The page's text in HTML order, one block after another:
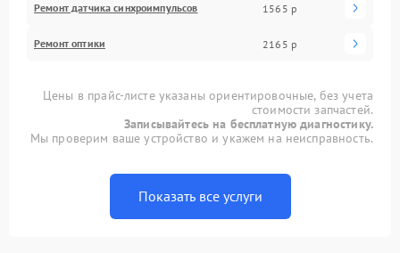
Ремонт датчика синхроимпульсов 1565 р
Ремонт оптики 2165 р
Цены в прайс-листе указаны ориентировочные, без учета
стоимости запчастей.
Записывайтесь на бесплатную диагностику.
Мы проверим ваше устройство и укажем на неисправность.
Показать все услуги